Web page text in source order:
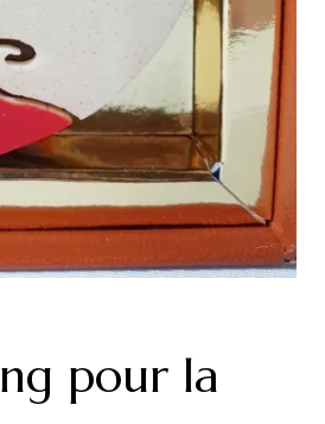
pour la